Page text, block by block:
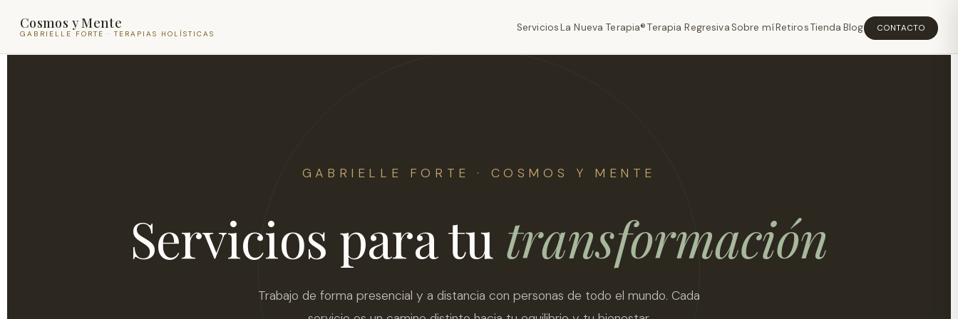
Cosmos y Mente
GABRIELLE FORTE · TERAPIAS HOLÍSTICAS
ServiciosLa Nueva Terapia®Terapia RegresivaSobre míRetirosTienda Blog CONTACTO
Inicio/ Servicios
GABRIELLE FORTE · COSMOS Y MENTE
Servicios para tu transformación
Trabajo de forma presencial y a distancia con personas de todo el mundo. Cada